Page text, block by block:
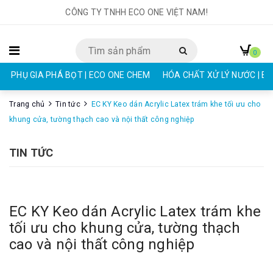
CÔNG TY TNHH ECO ONE VIỆT NAM!
PHỤ GIA PHÁ BỌT | ECO ONE CHEM HÓA CHẤT XỬ LÝ NƯỚC |
0
Trang chủ Tin tức
EC KY Keo dán Acrylic Latex trám khe tối ưu cho
khung cửa, tường thạch cao và nội thất công nghiệp
TIN TỨC
EC KY Keo dán Acrylic Latex trám khe
tối ưu cho khung cửa, tường thạch
cao và nội thất công nghiệp